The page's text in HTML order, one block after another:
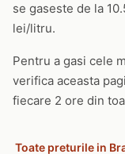
se gaseste de la
lei/litru.
Pentru a gasi cele
verifica aceasta
fiecare 2 ore din
Toate preturile in